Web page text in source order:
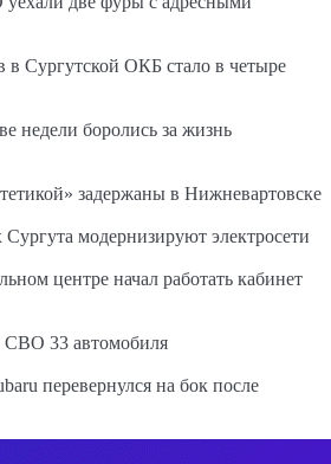
Сургутской ОКБ стало в четыре
недели боролись за жизнь
задержаны в Нижневартовске
модернизируют электросети
центре начал работать кабинет
СВО 33 автомобиля
перевернулся на бок после